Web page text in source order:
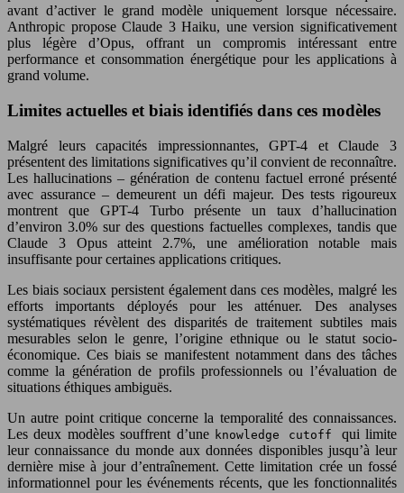
avant d’activer le grand modèle uniquement lorsque nécessaire.
Anthropic propose Claude 3 Haiku, une version significativement
plus légère d’Opus, offrant un compromis intéressant entre
performance et consommation énergétique pour les applications à
grand volume.
Limites actuelles et biais identifiés dans ces modèles
Malgré leurs capacités impressionnantes, GPT-4 et Claude 3
présentent des limitations significatives qu’il convient de reconnaître.
Les hallucinations – génération de contenu factuel erroné présenté
avec assurance – demeurent un défi majeur. Des tests rigoureux
montrent que GPT-4 Turbo présente un taux d’hallucination
d’environ 3.0% sur des questions factuelles complexes, tandis que
Claude 3 Opus atteint 2.7%, une amélioration notable mais
insuffisante pour certaines applications critiques.
Les biais sociaux persistent également dans ces modèles, malgré les
efforts importants déployés pour les atténuer. Des analyses
systématiques révèlent des disparités de traitement subtiles mais
mesurables selon le genre, l’origine ethnique ou le statut socio-
économique. Ces biais se manifestent notamment dans des tâches
comme la génération de profils professionnels ou l’évaluation de
situations éthiques ambiguës.
Un autre point critique concerne la temporalité des connaissances.
Les deux modèles souffrent d’une knowledge cutoff qui limite
leur connaissance du monde aux données disponibles jusqu’à leur
dernière mise à jour d’entraînement. Cette limitation crée un fossé
informationnel pour les événements récents, que les fonctionnalités